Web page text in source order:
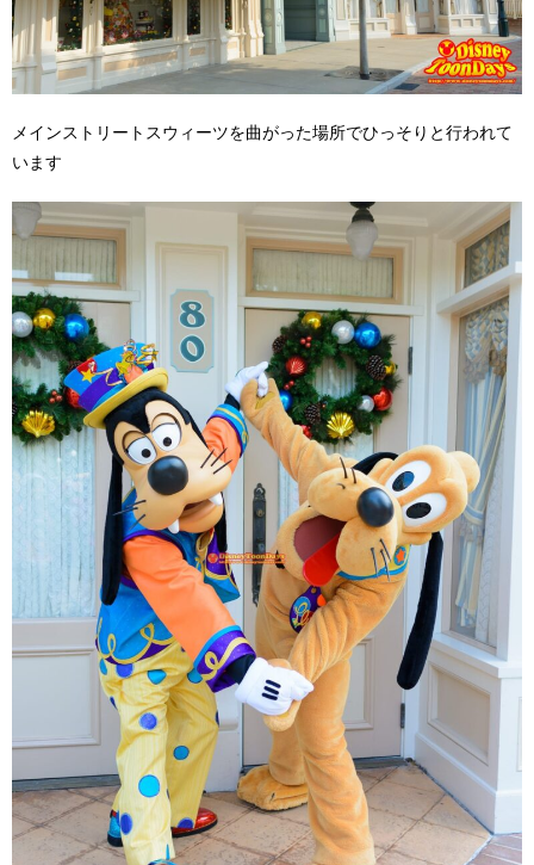
メインストリートスウィーツを曲がった場所でひっそりと行われて
います